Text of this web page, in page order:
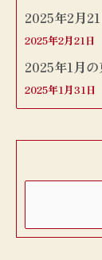
2025年2月
2025年2月21日
2025年1月
2025年1月31日